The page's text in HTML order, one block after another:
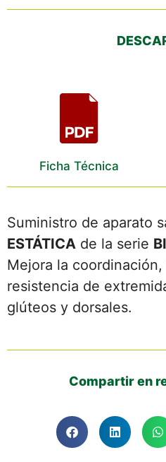
Ficha Técnica
Suministro de aparato
ESTÁTICA de la serie
Mejora la
resistencia de
glúteos y dorsales.
Compartir en